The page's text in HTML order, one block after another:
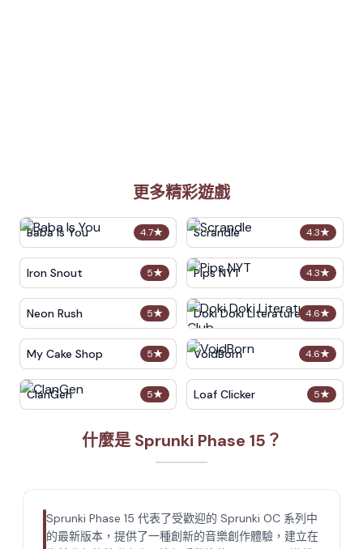
更多精彩遊戲
4.7★
Baba Is You 4.3★
Scrandle
5★
Iron Snout 4.3★
Pips NYT
5★
Neon Rush 4.6★
Doki Doki Literature Club
5★
My Cake Shop 4.6★
VoidBorn
5★
ClanGen 5★
Loaf Clicker
什麼是 Sprunki Phase 15？
Sprunki Phase 15 代表了受歡迎的 Sprunki OC 系列中
的最新版本，提供了一種創新的音樂創作體驗，建立在